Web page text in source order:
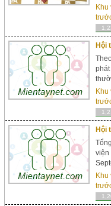
Khu
Hội
xa
em
Khu
Hội
các
tức
Khu